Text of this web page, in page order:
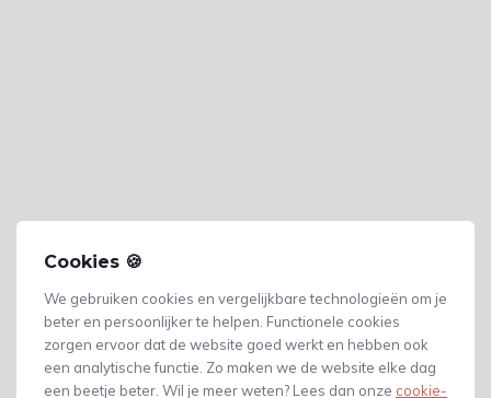
Cookies 🍪
We gebruiken cookies en vergelijkbare technologieën om je
beter en persoonlijker te helpen. Functionele cookies
zorgen ervoor dat de website goed werkt en hebben ook
een analytische functie. Zo maken we de website elke dag
een beetje beter. Wil je meer weten? Lees dan onze cookie-
Gerelateerde producten